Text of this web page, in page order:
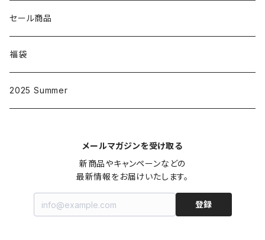
D001
大人
子供
D002
大人
D003
セール商品
福袋
2025 Summer
メールマガジンを受け取る
新商品やキャンペーンなどの
最新情報をお届けいたします。
登録